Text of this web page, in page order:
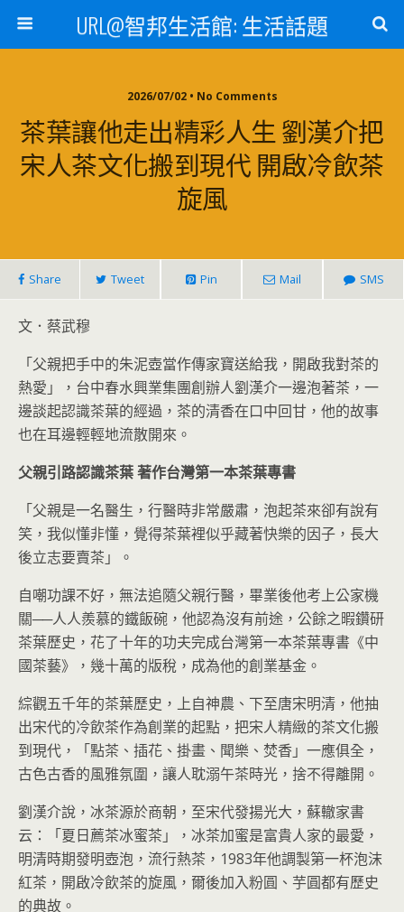
URL@智邦生活館: 生活話題
2026/07/02 • No Comments
茶葉讓他走出精彩人生 劉漢介把
宋人茶文化搬到現代 開啟冷飲茶
旋風
Share Tweet Pin Mail SMS
文．蔡武穆
「父親把手中的朱泥壺當作傳家寶送給我，開啟我對茶的
熱愛」，台中春水興業集團創辦人劉漢介一邊泡著茶，一
邊談起認識茶葉的經過，茶的清香在口中回甘，他的故事
也在耳邊輕輕地流散開來。
父親引路認識茶葉著作台灣第一本茶葉專書
「父親是一名醫生，行醫時非常嚴肅，泡起茶來卻有說有
笑，我似懂非懂，覺得茶葉裡似乎藏著快樂的因子，長大
後立志要賣茶」。
自嘲功課不好，無法追隨父親行醫，畢業後他考上公家機
關──人人羨慕的鐵飯碗，他認為沒有前途，公餘之暇鑽研
茶葉歷史，花了十年的功夫完成台灣第一本茶葉專書《中
國茶藝》，幾十萬的版稅，成為他的創業基金。
綜觀五千年的茶葉歷史，上自神農、下至唐宋明清，他抽
出宋代的冷飲茶作為創業的起點，把宋人精緻的茶文化搬
到現代，「點茶、插花、掛畫、聞樂、焚香」一應俱全，
古色古香的風雅氛圍，讓人耽溺午茶時光，捨不得離開。
劉漢介說，冰茶源於商朝，至宋代發揚光大，蘇轍家書
云：「夏日薦茶冰蜜茶」，冰茶加蜜是富貴人家的最愛，
明清時期發明壺泡，流行熱茶，1983年他調製第一杯泡沫
紅茶，開啟冷飲茶的旋風，爾後加入粉圓、芋圓都有歷史
的典故。